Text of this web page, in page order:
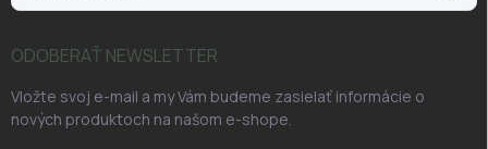
ODOBERAŤ NEWSLETTER
Vložte svoj e-mail a my Vám budeme zasielať informácie o
nových produktoch na našom e-shope.